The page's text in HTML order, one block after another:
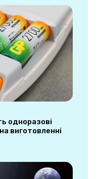
одноразові
виготовленні